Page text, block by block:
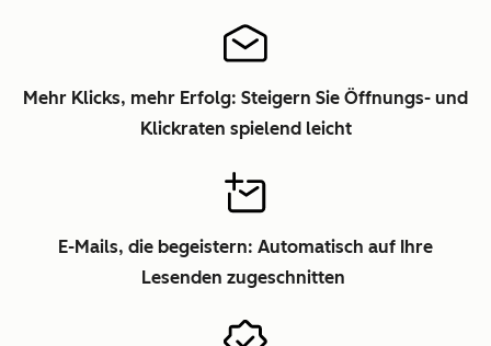
Mehr Klicks, mehr Erfolg: Steigern Sie Öffnungs- und
Klickraten spielend leicht
E-Mails, die begeistern: Automatisch auf Ihre
Lesenden zugeschnitten